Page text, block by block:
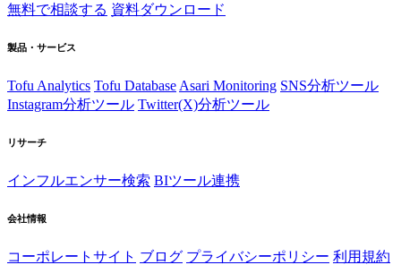
無料で相談する 資料ダウンロード
製品・サービス
Tofu Analytics Tofu Database Asari Monitoring SNS分析ツール
Instagram分析ツール Twitter(X)分析ツール
リサーチ
インフルエンサー検索 BIツール連携
会社情報
コーポレートサイト ブログ プライバシーポリシー 利用規約